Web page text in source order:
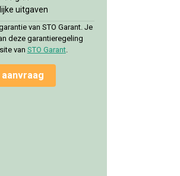
uitgaven
van STO Garant. Je
deze garantieregeling
van STO Garant.